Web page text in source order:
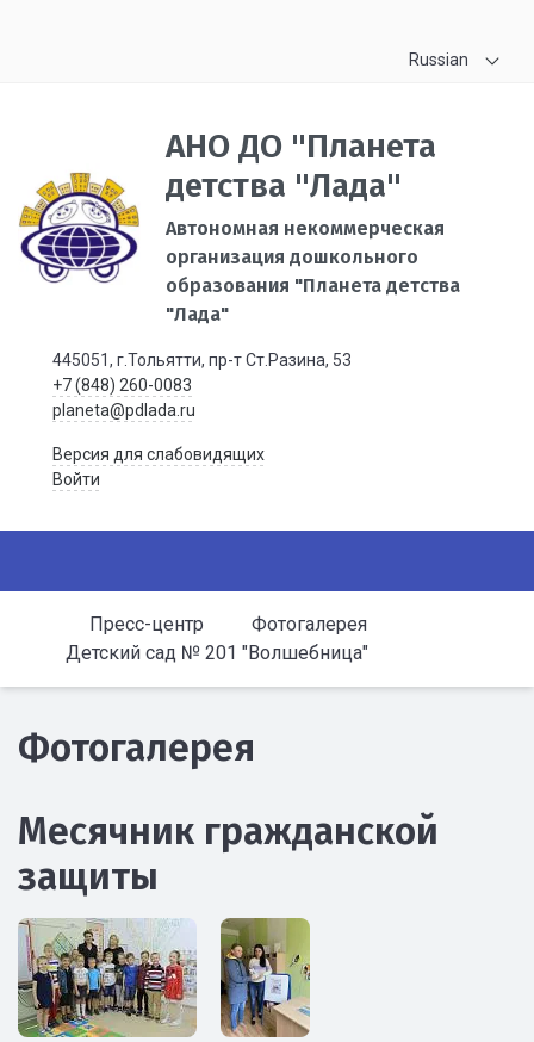
Russian
АНО ДО "Планета
детства "Лада"
Автономная некоммерческая
организация дошкольного
образования "Планета детства
"Лада"
445051, г.Тольятти, пр-т Ст.Разина, 53
+7 (848) 260-0083
planeta@pdlada.ru
Версия для слабовидящих
Войти
Пресс-центр
Фотогалерея
Детский сад № 201 "Волшебница"
Фотогалерея
Месячник гражданской
защиты